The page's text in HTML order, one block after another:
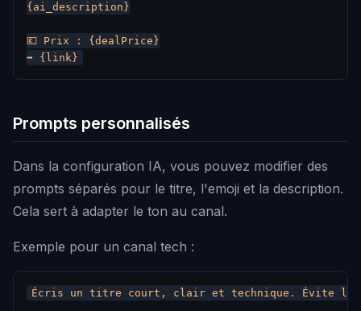
{ai_description}
💶 Prix : {dealPrice}
Prompts personnalisés
Dans la configuration IA, vous pouvez modifier des
prompts séparés pour le titre, l'emoji et la description.
Cela sert à adapter le ton au canal.
Exemple pour un canal tech :